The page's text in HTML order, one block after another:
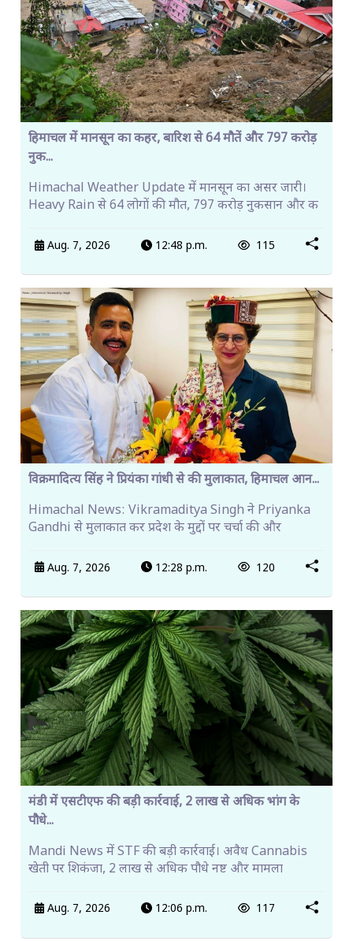
हिमाचल में मानसून का कहर, बारिश से 64 मौतें और 797 करोड़
नुक...
Himachal Weather Update में मानसून का असर जारी।
Heavy Rain से 64 लोगों की मौत, 797 करोड़ नुकसान और क
Aug. 7, 2026 12:48 p.m. 115
विक्रमादित्य सिंह ने प्रियंका गांधी से की मुलाकात, हिमाचल आन...
Himachal News: Vikramaditya Singh ने Priyanka
Gandhi से मुलाकात कर प्रदेश के मुद्दों पर चर्चा की और
Aug. 7, 2026 12:28 p.m. 120
मंडी में एसटीएफ की बड़ी कार्रवाई, 2 लाख से अधिक भांग के
पौधे...
Mandi News में STF की बड़ी कार्रवाई। अवैध Cannabis
खेती पर शिकंजा, 2 लाख से अधिक पौधे नष्ट और मामला
Aug. 7, 2026 12:06 p.m. 117